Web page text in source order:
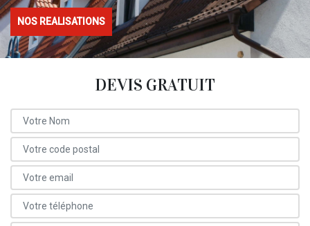
NOS REALISATIONS
DEVIS GRATUIT